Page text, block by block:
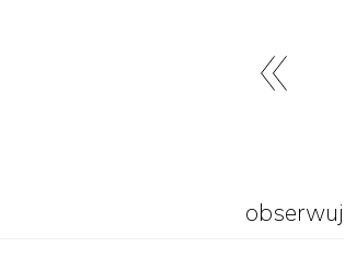
obserwuj